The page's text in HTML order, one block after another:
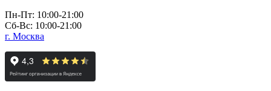
Пн-Пт: 10:00-21:00
Сб-Вс: 10:00-21:00
г. Москва